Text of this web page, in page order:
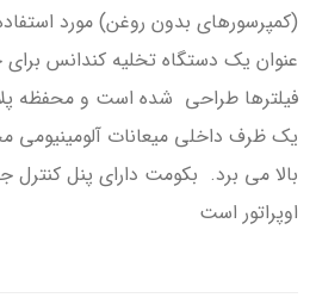
عنوان یک دستگاه تخلیه کندانس
یک ظرف داخلی میعانات آلومینیومی
بالا می برد. بکومت دارای پنل کنترل
اوپراتور است